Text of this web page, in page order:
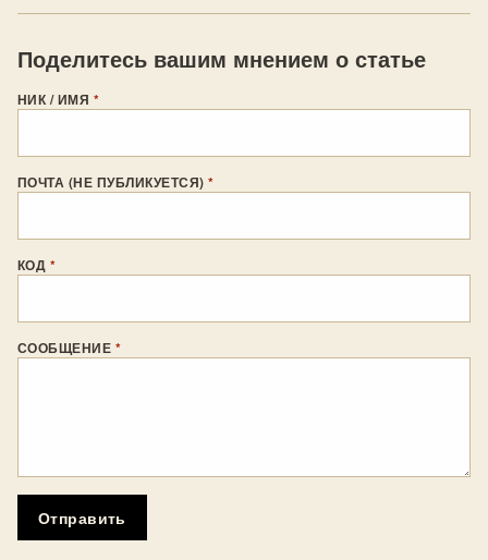
Поделитесь вашим мнением о статье
НИК / ИМЯ *
ПОЧТА (НЕ ПУБЛИКУЕТСЯ)*
КОД *
СООБЩЕНИЕ *
Отправить